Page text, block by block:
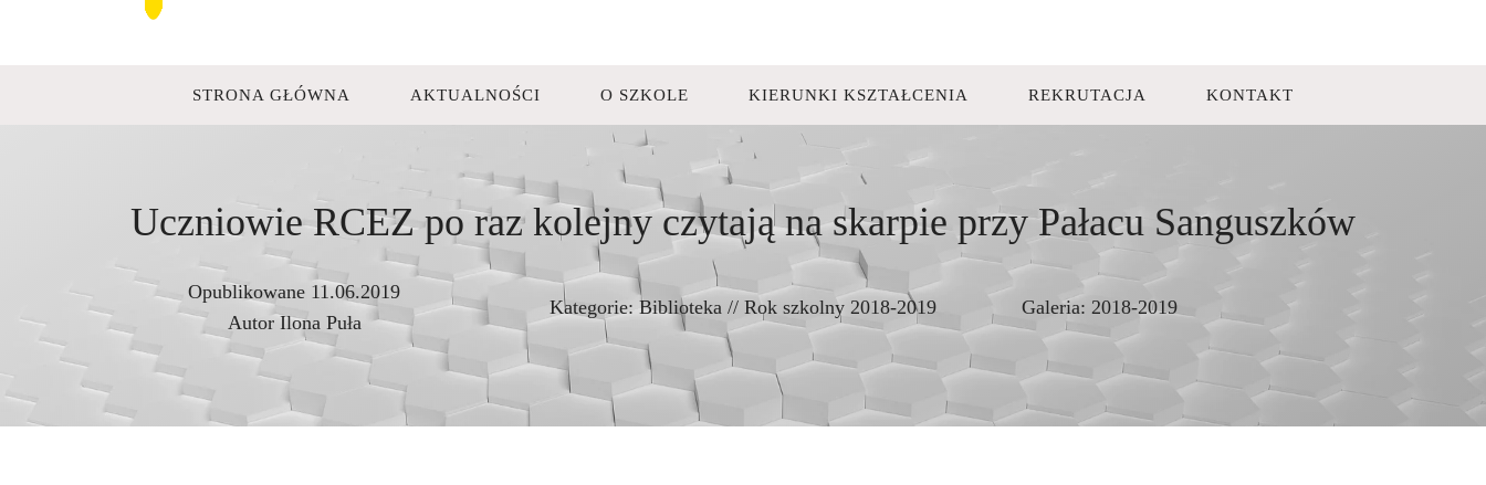
STRONA GŁÓWNA AKTUALNOŚCI O SZKOLE KIERUNKI KSZTAŁCENIA REKRUTACJA KONTAKT
Uczniowie RCEZ po raz kolejny czytają na skarpie przy Pałacu Sanguszków
Opublikowane 11.06.2019
Autor Ilona Puła
Kategorie: Biblioteka // Rok szkolny 2018-2019 Galeria: 2018-2019